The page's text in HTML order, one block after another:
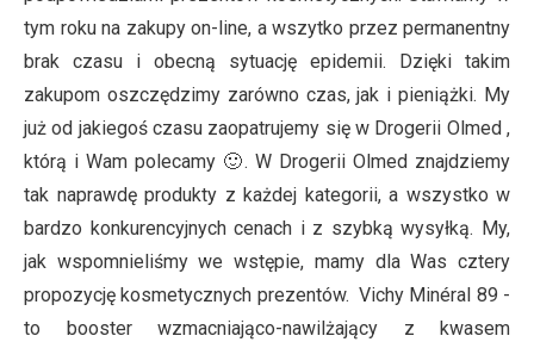
tym roku na zakupy on-line, a wszytko przez permanentny
brak czasu i obecną sytuację epidemii. Dzięki takim
zakupom oszczędzimy zarówno czas, jak i pieniążki. My
już od jakiegoś czasu zaopatrujemy się w Drogerii Olmed ,
którą i Wam polecamy 🙂. W Drogerii Olmed znajdziemy
tak naprawdę produkty z każdej kategorii, a wszystko w
bardzo konkurencyjnych cenach i z szybką wysyłką. My,
jak wspomnieliśmy we wstępie, mamy dla Was cztery
propozycję kosmetycznych prezentów. Vichy Minéral 89 -
to booster wzmacniająco-nawilżający z kwasem